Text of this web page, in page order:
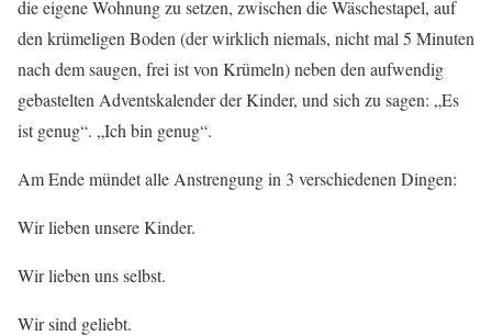
die eigene Wohnung zu setzen, zwischen die Wäschestapel, auf
den krümeligen Boden (der wirklich niemals, nicht mal 5 Minuten
nach dem saugen, frei ist von Krümeln) neben den aufwendig
gebastelten Adventskalender der Kinder, und sich zu sagen: „Es
ist genug“. „Ich bin genug“.
Am Ende mündet alle Anstrengung in 3 verschiedenen Dingen:
Wir lieben unsere Kinder.
Wir lieben uns selbst.
Wir sind geliebt.